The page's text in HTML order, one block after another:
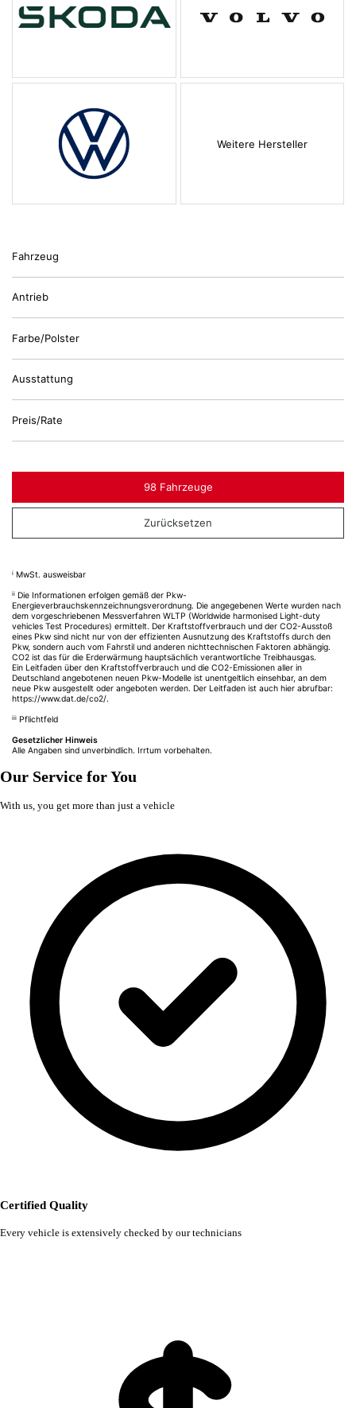
Weitere Hersteller
Fahrzeug
Antrieb
Farbe/Polster
Ausstattung
Preis/Rate
98 Fahrzeuge
Zurücksetzen
i MwSt. ausweisbar
ii Die Informationen erfolgen gemäß der Pkw-
Energieverbrauchskennzeichnungsverordnung. Die angegebenen Werte wurden nach
dem vorgeschriebenen Messverfahren WLTP (Worldwide harmonised Light-duty
vehicles Test Procedures) ermittelt. Der Kraftstoffverbrauch und der CO2-Ausstoß
eines Pkw sind nicht nur von der effizienten Ausnutzung des Kraftstoffs durch den
Pkw, sondern auch vom Fahrstil und anderen nichttechnischen Faktoren abhängig.
CO2 ist das für die Erderwärmung hauptsächlich verantwortliche Treibhausgas.
Ein Leitfaden über den Kraftstoffverbrauch und die CO2-Emissionen aller in
Deutschland angebotenen neuen Pkw-Modelle ist unentgeltlich einsehbar, an dem
neue Pkw ausgestellt oder angeboten werden. Der Leitfaden ist auch hier abrufbar:
https://www.dat.de/co2/.
iii Pflichtfeld
Gesetzlicher Hinweis
Alle Angaben sind unverbindlich. Irrtum vorbehalten.
Our Service for You
With us, you get more than just a vehicle
Certified Quality
Every vehicle is extensively checked by our technicians